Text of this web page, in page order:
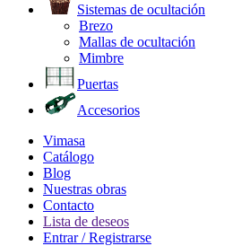
Sistemas de ocultación
Brezo
Mallas de ocultación
Mimbre
Puertas
Accesorios
Vimasa
Catálogo
Blog
Nuestras obras
Contacto
Lista de deseos
Entrar / Registrarse